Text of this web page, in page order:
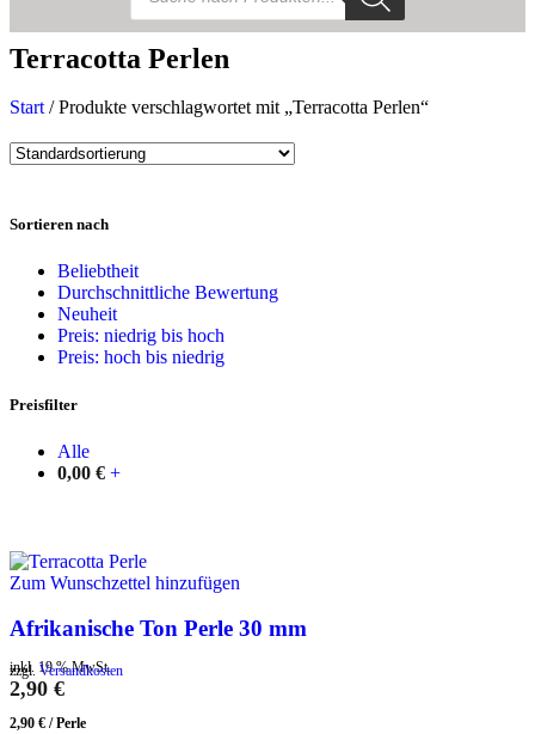
Terracotta Perlen
Start / Produkte verschlagwortet mit „Terracotta Perlen“
Sortieren nach
Beliebtheit
Durchschnittliche Bewertung
Neuheit
Preis: niedrig bis hoch
Preis: hoch bis niedrig
Preisfilter
Alle
0,00 € +
Zum Wunschzettel hinzufügen
Afrikanische Ton Perle 30 mm
inkl. 19 % MwSt.
zzgl. Versandkosten
2,90 €
2,90 € /Perle